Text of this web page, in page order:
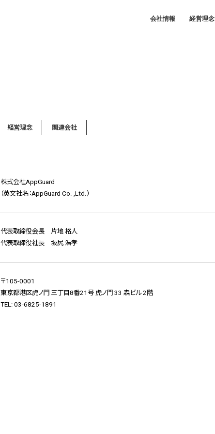
会社情報 経営理念
経営理念 関連会社
株式会社AppGuard
（英文社名：AppGuard Co. ,Ltd.）
代表取締役会長 片地 格人
代表取締役社長 坂尻 浩孝
〒105-0001
東京都港区虎ノ門 三丁目8番21号 虎ノ門 33 森ビル 2階
TEL: 03-6825-1891